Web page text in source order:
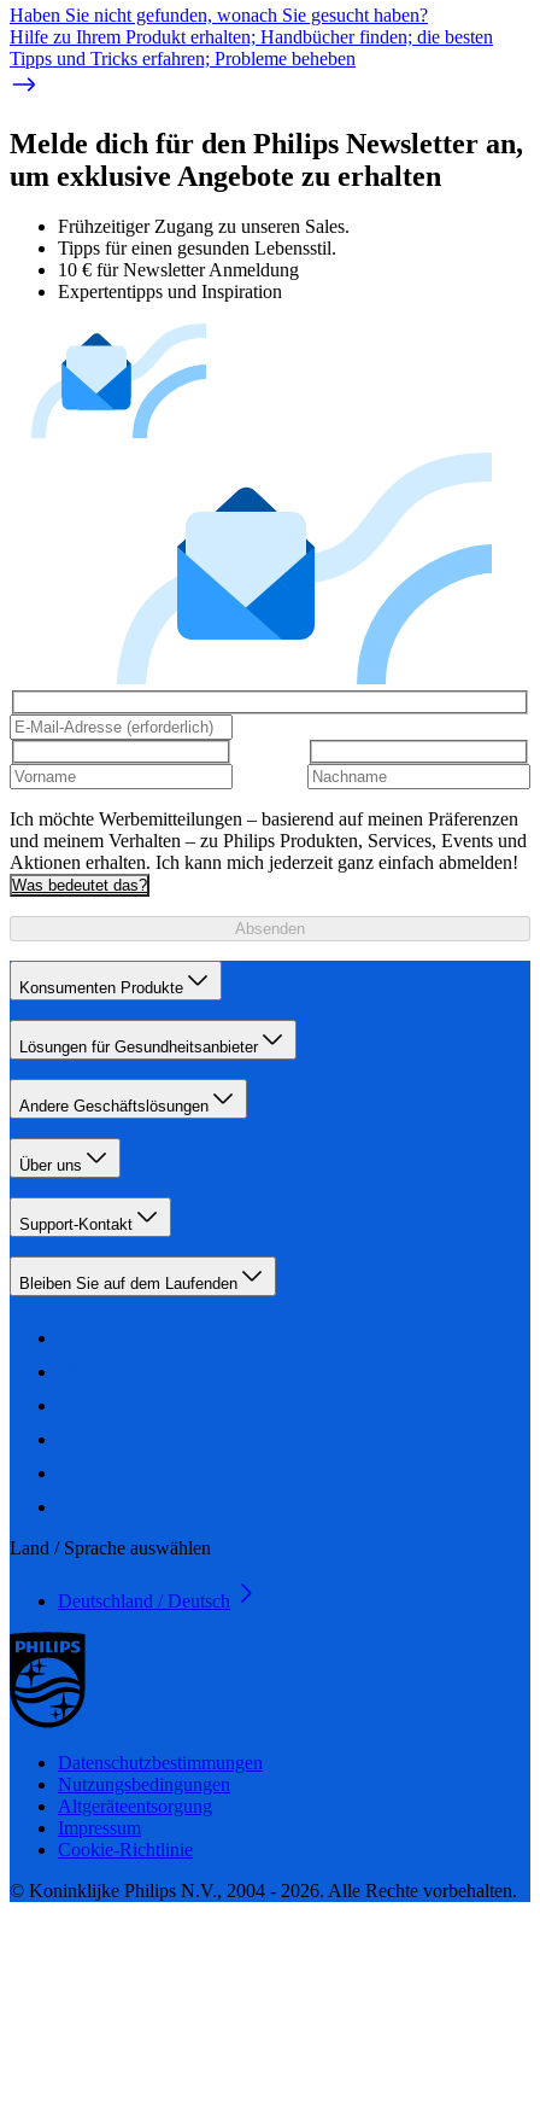
Haben Sie nicht gefunden, wonach Sie gesucht haben?
Hilfe zu Ihrem Produkt erhalten; Handbücher finden; die besten
Tipps und Tricks erfahren; Probleme beheben
Melde dich für den Philips Newsletter an,
um exklusive Angebote zu erhalten
Frühzeitiger Zugang zu unseren Sales.
Tipps für einen gesunden Lebensstil.
10 € für Newsletter Anmeldung
Expertentipps und Inspiration
Ich möchte Werbemitteilungen – basierend auf meinen Präferenzen
und meinem Verhalten – zu Philips Produkten, Services, Events und
Aktionen erhalten. Ich kann mich jederzeit ganz einfach abmelden!
Was bedeutet das?
Absenden
Konsumenten Produkte
Lösungen für Gesundheitsanbieter
Andere Geschäftslösungen
Über uns
Support-Kontakt
Bleiben Sie auf dem Laufenden
Land / Sprache auswählen
Deutschland / Deutsch
Datenschutzbestimmungen
Nutzungsbedingungen
Altgeräteentsorgung
Impressum
Cookie-Richtlinie
© Koninklijke Philips N.V., 2004 - 2026. Alle Rechte vorbehalten.